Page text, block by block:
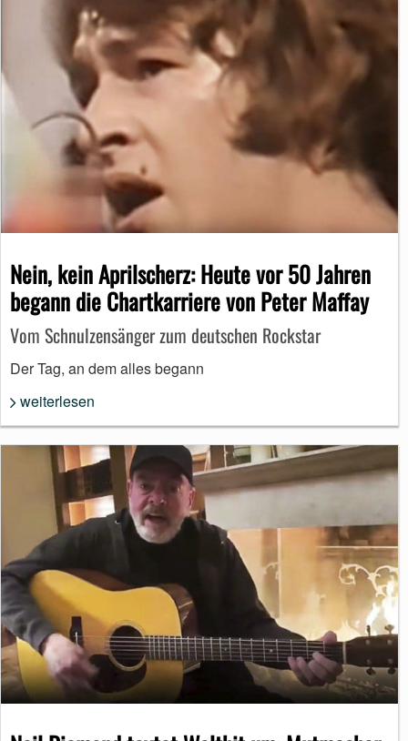
Nein, kein Aprilscherz: Heute vor 50 Jahren
begann die Chartkarriere von Peter Maffay
Vom Schnulzensänger zum deutschen Rockstar
Der Tag, an dem alles begann
weiterlesen